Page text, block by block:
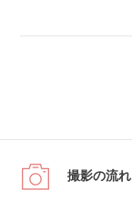
撮影の流れ